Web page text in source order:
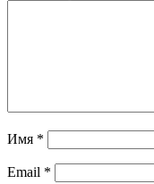
Имя *
Email *